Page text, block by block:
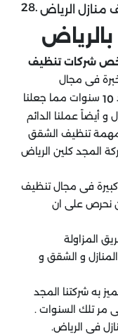
منازل الرياض
شركات تنظيف
فى مجال
10 سنوات مما جعلنا
أيضاً عملنا الدائم
مهمة تنظيف الشقق
المجد كلين الرياض
كبيرة فى مجال تنظيف
نحرص على ان
المزاولة
و الشقق و
به شركتنا المجد
مر تلك السنوات .
فى الرياض.